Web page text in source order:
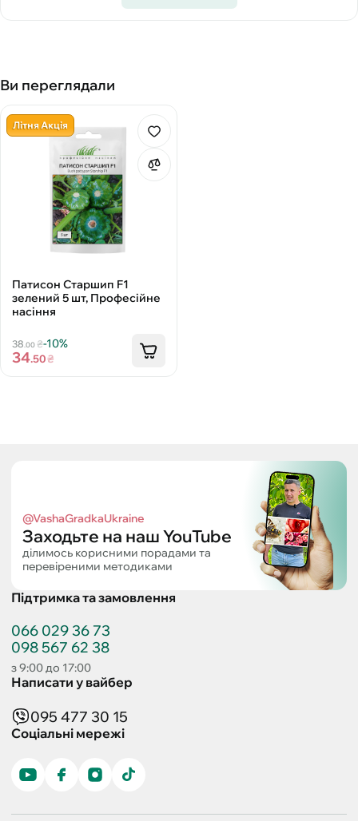
Ви переглядали
Літня Акція
Патисон Старшип F1
зелений 5 шт, Професійне
насіння
38 .00₴-10%
34.50₴
@VashaGradkaUkraine
Заходьте на наш YouTube
ділимось корисними порадами та
перевіреними методиками
Підтримка та замовлення
066 029 36 73
098 567 62 38
з 9:00 до 17:00
Написати у вайбер
095 477 30 15
Соціальні мережі